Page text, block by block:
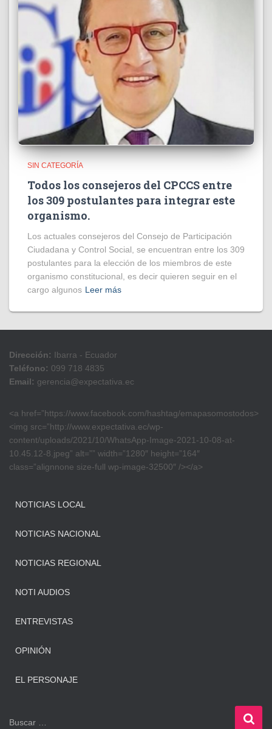
SIN CATEGORÍA
Todos los consejeros del CPCCS entre
los 309 postulantes para integrar este
organismo.
Los actuales consejeros del Consejo de Participación
Ciudadana y Control Social, se encuentran entre los 309
postulantes para la elección de los miembros de este
organismo constitucional, es decir quieren seguir en el
cargo algunos Leer más
Dirección: Ibarra - Ecuador
Teléfono: 099 718 4835
Email: gerencia@expectativa.ec
<a href=”https://www.facebook.com/hashtag/emapasomostodos>
<img src=”http://www.expectativa.ec/wp-
content/uploads/2021/10/WhatsApp-Image-2021-10-08-at-
10.45.12-8.jpeg” alt=”” width=”1280″ height=”164″
class=”alignnone size-full wp-image-32500″ /></a>
NOTICIAS LOCAL
NOTICIAS NACIONAL
NOTICIAS REGIONAL
NOTI AUDIOS
ENTREVISTAS
OPINIÓN
EL PERSONAJE
B
Buscar …